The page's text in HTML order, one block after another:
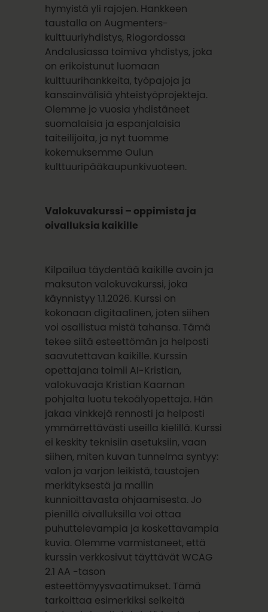
hymyistä yli rajojen. Hankkeen
taustalla on Augmenters-
kulttuuriyhdistys, Riogordossa
Andalusiassa toimiva yhdistys, joka
on erikoistunut luomaan
kulttuurihankkeita, työpajoja ja
kansainvälisiä yhteistyöprojekteja.
Olemme jo vuosia yhdistäneet
suomalaisia ja espanjalaisia
taiteilijoita, ja nyt tuomme
kokemuksemme Oulun
kulttuuripääkaupunkivuoteen.
Valokuvakurssi – oppimista ja
oivalluksia kaikille
Kilpailua täydentää kaikille avoin ja
maksuton valokuvakurssi, joka
käynnistyy 1.1.2026. Kurssi on
kokonaan digitaalinen, joten siihen
voi osallistua mistä tahansa. Tämä
tekee siitä esteettömän ja helposti
saavutettavan kaikille. Kurssin
opettajana toimii AI-Kristian,
valokuvaaja Kristian Kaarnan
pohjalta luotu tekoälyopettaja. Hän
jakaa vinkkejä rennosti ja helposti
ymmärrettävästi useilla kielillä. Kurssi
ei keskity teknisiin asetuksiin, vaan
siihen, miten kuvan tunnelma syntyy:
valon ja varjon leikistä, taustojen
merkityksestä ja mallin
kunnioittavasta ohjaamisesta. Jo
pienillä oivalluksilla voi ottaa
puhuttelevampia ja koskettavampia
kuvia. Olemme varmistaneet, että
kurssin verkkosivut täyttävät WCAG
2.1 AA -tason
esteettömyysvaatimukset. Tämä
tarkoittaa esimerkiksi selkeitä